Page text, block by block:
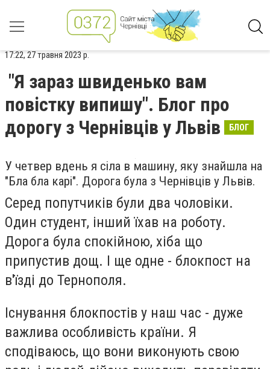
17:22, 27 травня 2023 р.
"Я зараз швиденько вам
повістку випишу". Блог про
дорогу з Чернівців у Львів
БЛОГ
У четвер вдень я сіла в машину, яку знайшла на
"Бла бла карі". Дорога була з Чернівців у Львів.
Серед попутчиків були два чоловіки.
Один студент, інший їхав на роботу.
Дорога була спокійною, хіба що
припустив дощ. І ще одне - блокпост на
в'їзді до Тернополя.
Існування блокпостів у наш час - дуже
важлива особливість країни. Я
сподіваюсь, що вони виконують свою